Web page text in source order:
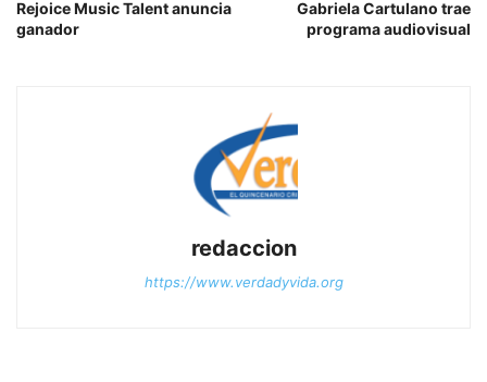
Rejoice Music Talent anuncia
ganador
Gabriela Cartulano trae
programa audiovisual
redaccion
https://www.verdadyvida.org